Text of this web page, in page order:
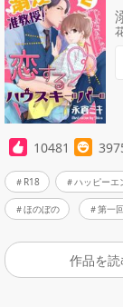
10481
R18 ハッピーエ
ほのぼの 第一
作品を読